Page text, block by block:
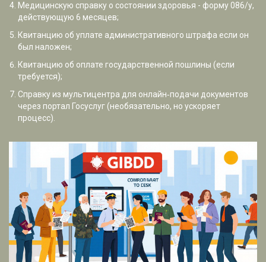
Медицинскую справку о состоянии здоровья - форму 086/у,
действующую 6 месяцев;
Квитанцию об уплате административного штрафа если он
был наложен;
Квитанцию об оплате государственной пошлины (если
требуется);
Справку из мультицентра для онлайн‑подачи документов
через портал Госуслуг (необязательно, но ускоряет
процесс).